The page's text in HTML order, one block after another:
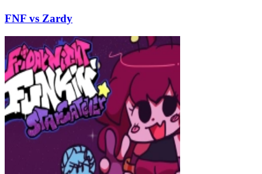
FNF vs Zardy